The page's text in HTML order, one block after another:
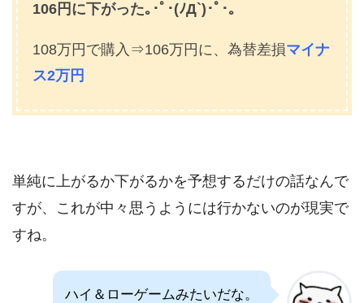
106円に下がった｡･ﾟ･(ﾉД`)･ﾟ･｡
108万円で購入⇒106万円に、為替差損マイナ
ス2万円
単純に上がるか下がるかを予想するだけの話なんで
すが、これが中々思うようには行かないのが現実で
すね。
ハイ＆ローゲームみたいだな。